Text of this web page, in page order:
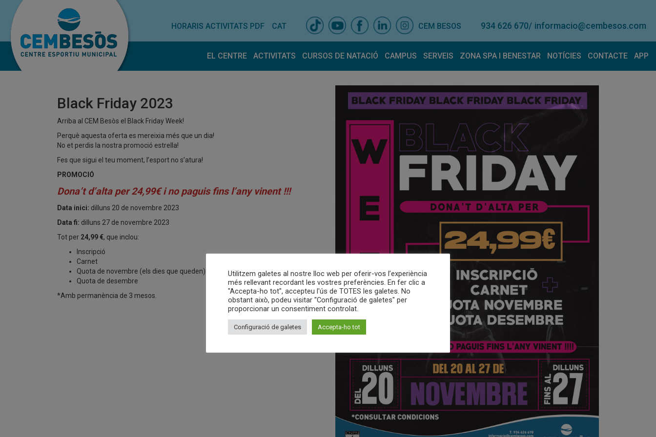
HORARIS ACTIVITATS PDF CAT CEM BESOS 934 626 670/ informacio@cembesos.com
EL CENTRE ACTIVITATS
Horaris d’agost
CURSOS DE NATACIÓ CAMPUS SERVEIS
Serveis de lloguer
ZONA SPA I BENESTAR NOTÍCIES CONTACTE APP
Black Friday 2023
Arriba al CEM Besòs el Black Friday Week!
Perquè aquesta oferta es mereixia més que un dia!
No et perdis la nostra promoció estrella!
Fes que sigui el teu moment, l’esport no s’atura!
PROMOCIÓ
Dona’t d’alta per 24,99€ i no paguis fins l’any vinent !!!
Data inici: dilluns 20 de novembre 2023
Data fi: dilluns 27 de novembre 2023
Tot per 24,99 €, que inclou:
Inscripció
Carnet
Quota de novembre (els dies que queden)
Quota de desembre
*Amb permanència de 3 mesos.
Utilitzem galetes al nostre lloc web per oferir-vos l’experiència
més rellevant recordant les vostres preferències. En fer clic a
"Accepta-ho tot", accepteu l'ús de TOTES les galetes. No
obstant això, podeu visitar "Configuració de galetes" per
proporcionar un consentiment controlat.
Configuració de galetes Accepta-ho tot